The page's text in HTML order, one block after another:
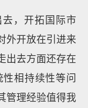
，开拓国际市
外开放在引进来
出去方面还存在
相持续性等问
管理经验值得我